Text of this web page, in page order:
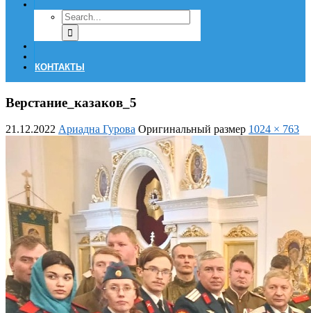
КОНТАКТЫ
Верстание_казаков_5
21.12.2022 Ариадна Гурова Оригинальный размер 1024 × 763